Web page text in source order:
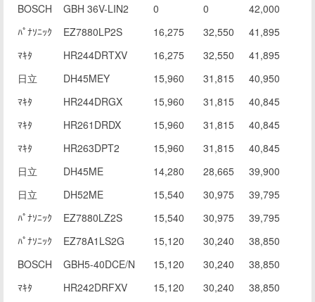
BOSCH
GBH 36V-LIN2 0 0
42,000
ﾊﾟﾅｿﾆｯｸ
EZ7880LP2S 16,275 32,550
41,895
ﾏｷﾀ
HR244DRTXV 16,275 32,550
41,895
日立
DH45MEY 15,960 31,815
40,950
ﾏｷﾀ
HR244DRGX 15,960 31,815
40,845
ﾏｷﾀ
HR261DRDX 15,960 31,815
40,845
ﾏｷﾀ
HR263DPT2 15,960 31,815
40,845
日立
DH45ME 14,280 28,665
39,900
日立
DH52ME 15,540 30,975
39,795
ﾊﾟﾅｿﾆｯｸ
EZ7880LZ2S 15,540 30,975
39,795
ﾊﾟﾅｿﾆｯｸ
EZ78A1LS2G 15,120 30,240
38,850
BOSCH
GBH5-40DCE/N 15,120 30,240
38,850
ﾏｷﾀ
HR242DRFXV 15,120 30,240
38,850